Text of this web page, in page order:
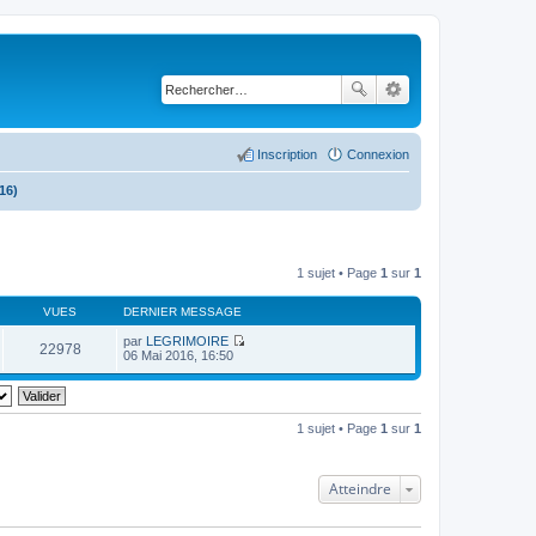
Connexion
Inscription
1 sujet • Page 1 sur 1
VUES DERNIER MESSAGE
22978 par LEGRIMOIRE
n
u
e
06 Mai 2016, 16:50
1 sujet • Page 1 sur 1
Atteindre